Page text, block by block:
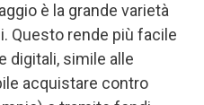
è la grande varietà
Questo rende più facile
digitali, simile alle
acquistare contro